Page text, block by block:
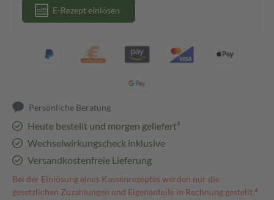
E-Rezept einlösen
Persönliche Beratung
Heute bestellt und morgen geliefert³
Wechselwirkungscheck inklusive
Versandkostenfreie Lieferung
Bei der Einlösung eines Kassenrezeptes werden nur die
gesetzlichen Zuzahlungen und Eigenanteile in Rechnung gestellt.⁴